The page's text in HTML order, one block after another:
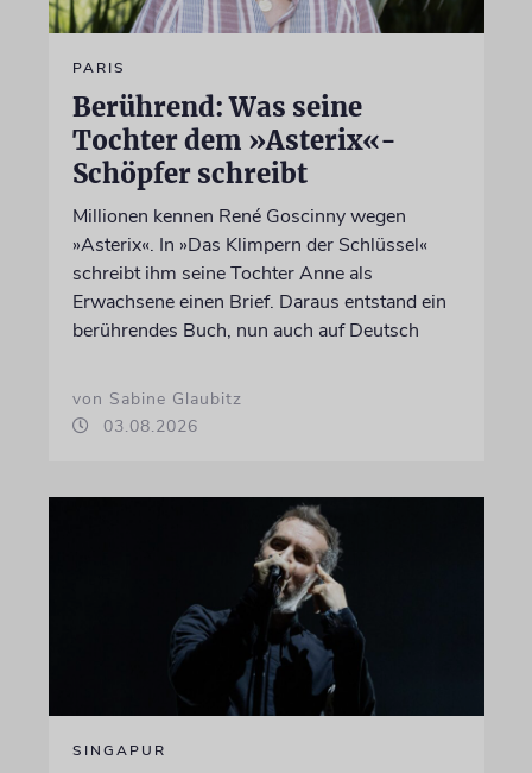
PARIS
Berührend: Was seine
Tochter dem »Asterix«-
Schöpfer schreibt
Millionen kennen René Goscinny wegen
»Asterix«. In »Das Klimpern der Schlüssel«
schreibt ihm seine Tochter Anne als
Erwachsene einen Brief. Daraus entstand ein
berührendes Buch, nun auch auf Deutsch
von Sabine Glaubitz
03.08.2026
SINGAPUR